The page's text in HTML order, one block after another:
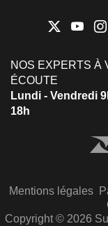
NOS EXPERTS À
ÉCOUTE
Lundi - Vendredi
18h
Mentions légales
Copyright © 2026